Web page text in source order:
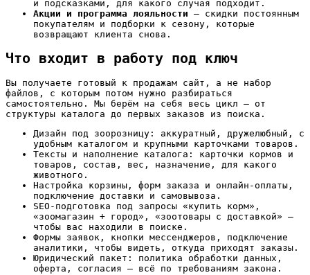
и подсказками, для какого случая подходит.
Акции и программа лояльности — скидки постоянным
покупателям и подборки к сезону, которые
возвращают клиента снова.
Что входит в работу под ключ
Вы получаете готовый к продажам сайт, а не набор
файлов, с которым потом нужно разбираться
самостоятельно. Мы берём на себя весь цикл — от
структуры каталога до первых заказов из поиска.
Дизайн под зоорозницу: аккуратный, дружелюбный, с
удобным каталогом и крупными карточками товаров.
Тексты и наполнение каталога: карточки кормов и
товаров, состав, вес, назначение, для какого
животного.
Настройка корзины, форм заказа и онлайн-оплаты,
подключение доставки и самовывоза.
SEO-подготовка под запросы «купить корм»,
«зоомагазин + город», «зоотовары с доставкой» —
чтобы вас находили в поиске.
Формы заявок, кнопки мессенджеров, подключение
аналитики, чтобы видеть, откуда приходят заказы.
Юридический пакет: политика обработки данных,
оферта, согласия — всё по требованиям закона.